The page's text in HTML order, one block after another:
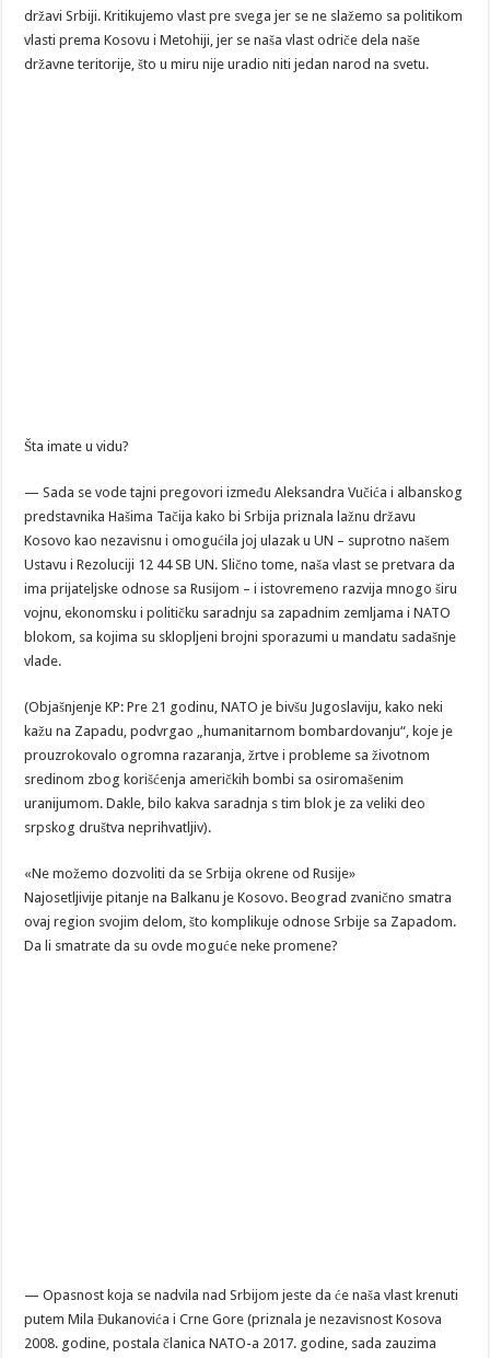
državi Srbiji. Kritikujemo vlast pre svega jer se ne slažemo sa politikom
vlasti prema Kosovu i Metohiji, jer se naša vlast odriče dela naše
državne teritorije, što u miru nije uradio niti jedan narod na svetu.
Šta imate u vidu?
— Sada se vode tajni pregovori između Aleksandra Vučića i albanskog
predstavnika Hašima Tačija kako bi Srbija priznala lažnu državu
Kosovo kao nezavisnu i omogućila joj ulazak u UN – suprotno našem
Ustavu i Rezoluciji 12 44 SB UN. Slično tome, naša vlast se pretvara da
ima prijateljske odnose sa Rusijom – i istovremeno razvija mnogo širu
vojnu, ekonomsku i političku saradnju sa zapadnim zemljama i NATO
blokom, sa kojima su sklopljeni brojni sporazumi u mandatu sadašnje
vlade.
(Objašnjenje KP: Pre 21 godinu, NATO je bivšu Jugoslaviju, kako neki
kažu na Zapadu, podvrgao „humanitarnom bombardovanju“, koje je
prouzrokovalo ogromna razaranja, žrtve i probleme sa životnom
sredinom zbog korišćenja američkih bombi sa osiromašenim
uranijumom. Dakle, bilo kakva saradnja s tim blok je za veliki deo
srpskog društva neprihvatljiv).
«Ne možemo dozvoliti da se Srbija okrene od Rusije»
Najosetljivije pitanje na Balkanu je Kosovo. Beograd zvanično smatra
ovaj region svojim delom, što komplikuje odnose Srbije sa Zapadom.
Da li smatrate da su ovde moguće neke promene?
— Opasnost koja se nadvila nad Srbijom jeste da će naša vlast krenuti
putem Mila Đukanovića i Crne Gore (priznala je nezavisnost Kosova
2008. godine, postala članica NATO-a 2017. godine, sada zauzima